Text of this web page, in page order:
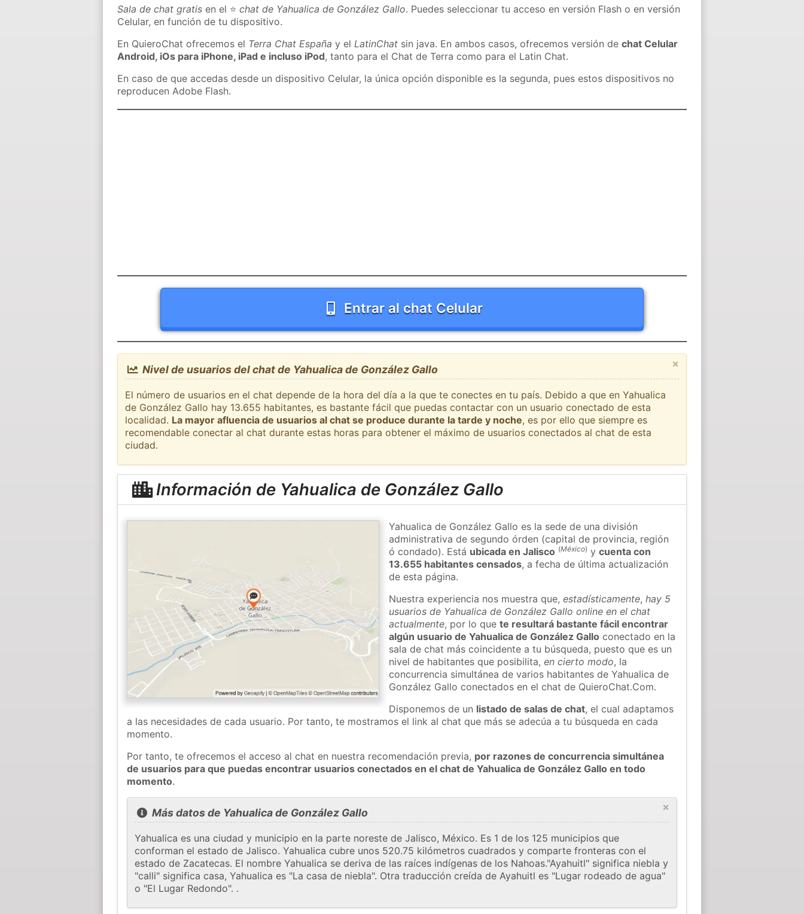
Sala de chat gratis en el ⭐chat de Yahualica de González Gallo. Puedes seleccionar tu acceso en versión Flash o en versión
Celular, en función de tu dispositivo.
En QuieroChat ofrecemos el Terra Chat España y elLatinChat sin java. En ambos casos, ofrecemos versión dechat Celular
Android, iOs para iPhone, iPad e incluso iPod, tanto para el Chat de Terra como para el Latin Chat.
En caso de que accedas desde un dispositivo Celular, la única opción disponible es la segunda, pues estos dispositivos no
reproducen Adobe Flash.
Entrar al chat Celular
×
Nivel de usuarios del chat de Yahualica de González Gallo
El número de usuarios en el chat depende de la hora del día a la que te conectes en tu país. Debido a que en Yahualica
de González Gallo hay 13.655 habitantes, es bastante fácil que puedas contactar con un usuario conectado de esta
localidad. La mayor afluencia de usuarios al chat se produce durante la tarde y noche, es por ello que siempre es
recomendable conectar al chat durante estas horas para obtener el máximo de usuarios conectados al chat de esta
ciudad.
Información de Yahualica de González Gallo
Yahualica de González Gallo es la sede de una división
administrativa de segundo órden (capital de provincia, región
ó condado). Está ubicada en Jalisco (México) ycuenta con
13.655 habitantes censados, a fecha de última actualización
de esta página.
Nuestra experiencia nos muestra que,estadísticamente,hay 5
usuarios de Yahualica de González Gallo online en el chat
actualmente, por lo quete resultará bastante fácil encontrar
algún usuario de Yahualica de González Gallo conectado en la
sala de chat más coincidente a tu búsqueda, puesto que es un
nivel de habitantes que posibilita,en cierto modo, la
concurrencia simultánea de varios habitantes de Yahualica de
González Gallo conectados en el chat de QuieroChat.Com.
Disponemos de un listado de salas de chat, el cual adaptamos
a las necesidades de cada usuario. Por tanto, te mostramos el link al chat que más se adecúa a tu búsqueda en cada
momento.
Por tanto, te ofrecemos el acceso al chat en nuestra recomendación previa, por razones de concurrencia simultánea
de usuarios para que puedas encontrar usuarios conectados en el chat de Yahualica de González Gallo en todo
momento.
×
Más datos de Yahualica de González Gallo
Yahualica es una ciudad y municipio en la parte noreste de Jalisco, México. Es 1 de los 125 municipios que
conforman el estado de Jalisco. Yahualica cubre unos 520.75 kilómetros cuadrados y comparte fronteras con el
estado de Zacatecas. El nombre Yahualica se deriva de las raíces indígenas de los Nahoas."Ayahuitl" significa niebla y
"calli" significa casa, Yahualica es "La casa de niebla". Otra traducción creída de Ayahuitl es "Lugar rodeado de agua"
o "El Lugar Redondo". .